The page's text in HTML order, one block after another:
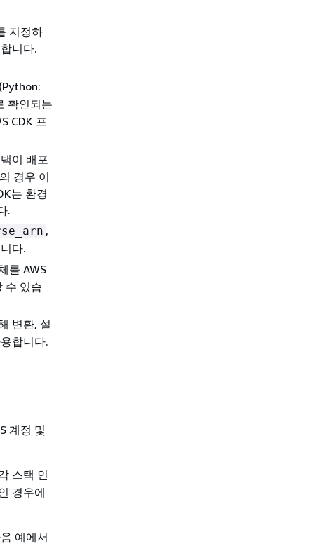
지정하
니다.
(Python:
확인되는
CDK 프
이 배포
경우 이
는 환경
.
,
다.
를 AWS
수 있습
변환, 설
합니다.
계정 및
스택 인
경우에
예에서